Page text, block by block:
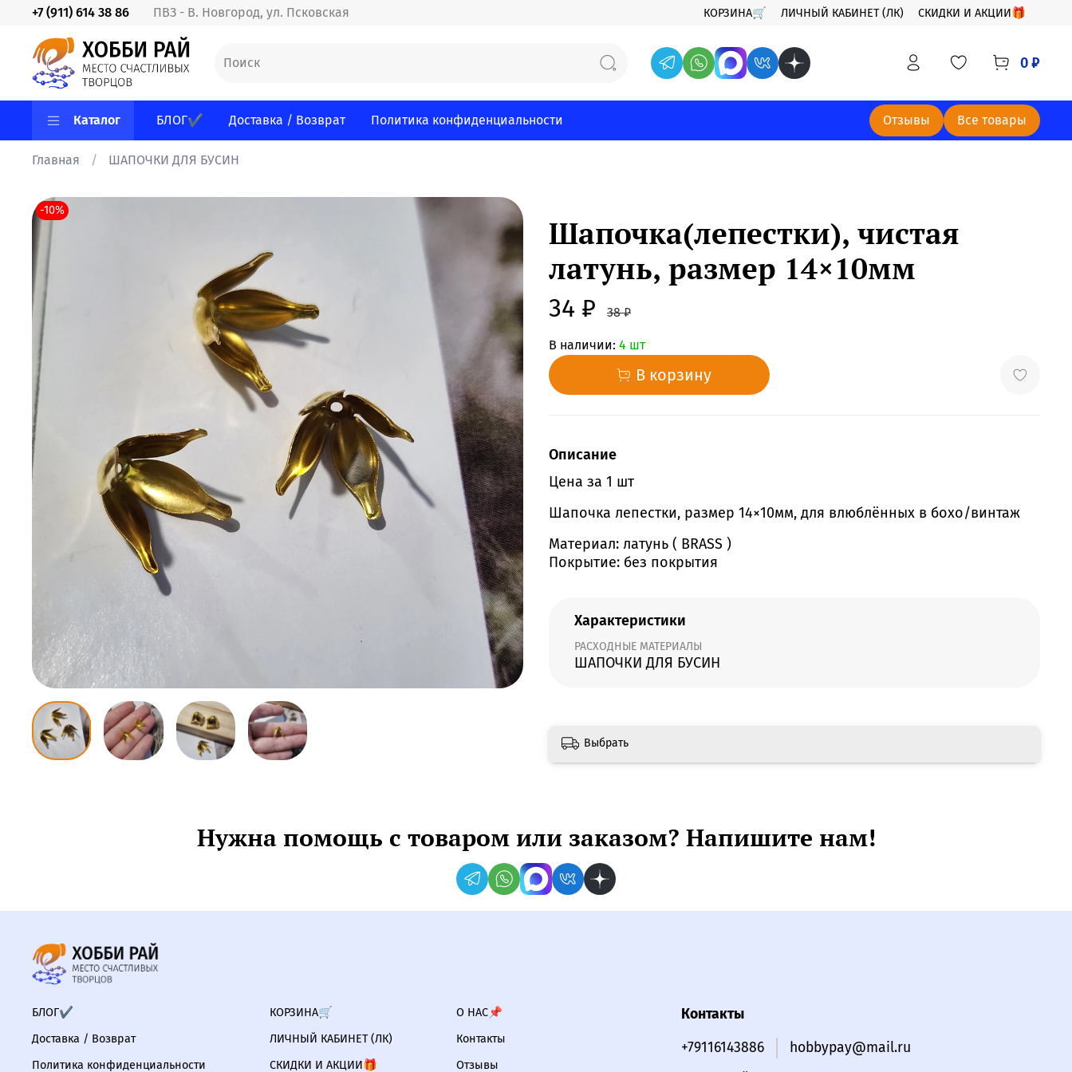
КОРЗИНА🛒 ЛИЧНЫЙ КАБИНЕТ (ЛК) СКИДКИ И АКЦИИ🎁
ПВЗ - В. Новгород, ул. Псковская
+7 (911) 614 38 86
0 ₽
Каталог БЛОГ✔ Доставка / Возврат Политика конфиденциальности Отзывы Все товары
Главная ШАПОЧКИ ДЛЯ БУСИН
-10%
Шапочка(лепестки), чистая
латунь, размер 14×10мм
34 ₽ 38 ₽
В наличии: 4 шт
В корзину
Описание
Цена за 1 шт
Шапочка лепестки, размер 14×10мм, для влюблённых в бохо/винтаж
Материал: латунь ( BRASS )
Покрытие: без покрытия
Характеристики
РАСХОДНЫЕ МАТЕРИАЛЫ
ШАПОЧКИ ДЛЯ БУСИН
Выбрать
Нужна помощь с товаром или заказом? Напишите нам!
БЛОГ✔
Доставка / Возврат
Политика конфиденциальности
КОРЗИНА🛒
ЛИЧНЫЙ КАБИНЕТ (ЛК)
СКИДКИ И АКЦИИ🎁
О НАС📌
Контакты
Отзывы
Контакты
+79116143886
hobbypay@mail.ru